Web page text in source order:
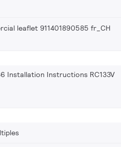
leaflet 911401890585 fr_CH
Installation Instructions RC133V